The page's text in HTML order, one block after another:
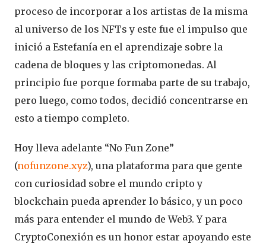
proceso de incorporar a los artistas de la misma
al universo de los NFTs y este fue el impulso que
inició a Estefanía en el aprendizaje sobre la
cadena de bloques y las criptomonedas. Al
principio fue porque formaba parte de su trabajo,
pero luego, como todos, decidió concentrarse en
esto a tiempo completo.
Hoy lleva adelante “No Fun Zone”
(nofunzone.xyz), una plataforma para que gente
con curiosidad sobre el mundo cripto y
blockchain pueda aprender lo básico, y un poco
más para entender el mundo de Web3. Y para
CryptoConexión es un honor estar apoyando este